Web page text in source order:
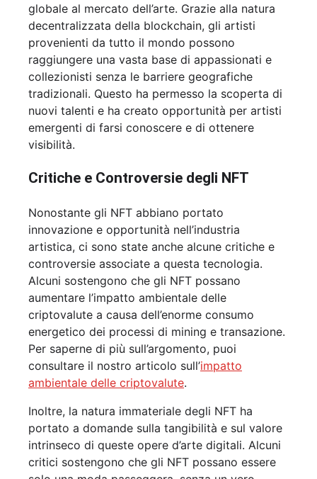
globale al mercato dell’arte. Grazie alla natura
decentralizzata della blockchain, gli artisti
provenienti da tutto il mondo possono
raggiungere una vasta base di appassionati e
collezionisti senza le barriere geografiche
tradizionali. Questo ha permesso la scoperta di
nuovi talenti e ha creato opportunità per artisti
emergenti di farsi conoscere e di ottenere
visibilità.
Critiche e Controversie degli NFT
Nonostante gli NFT abbiano portato
innovazione e opportunità nell’industria
artistica, ci sono state anche alcune critiche e
controversie associate a questa tecnologia.
Alcuni sostengono che gli NFT possano
aumentare l’impatto ambientale delle
criptovalute a causa dell’enorme consumo
energetico dei processi di mining e transazione.
Per saperne di più sull’argomento, puoi
consultare il nostro articolo sull’impatto
ambientale delle criptovalute.
Inoltre, la natura immateriale degli NFT ha
portato a domande sulla tangibilità e sul valore
intrinseco di queste opere d’arte digitali. Alcuni
critici sostengono che gli NFT possano essere